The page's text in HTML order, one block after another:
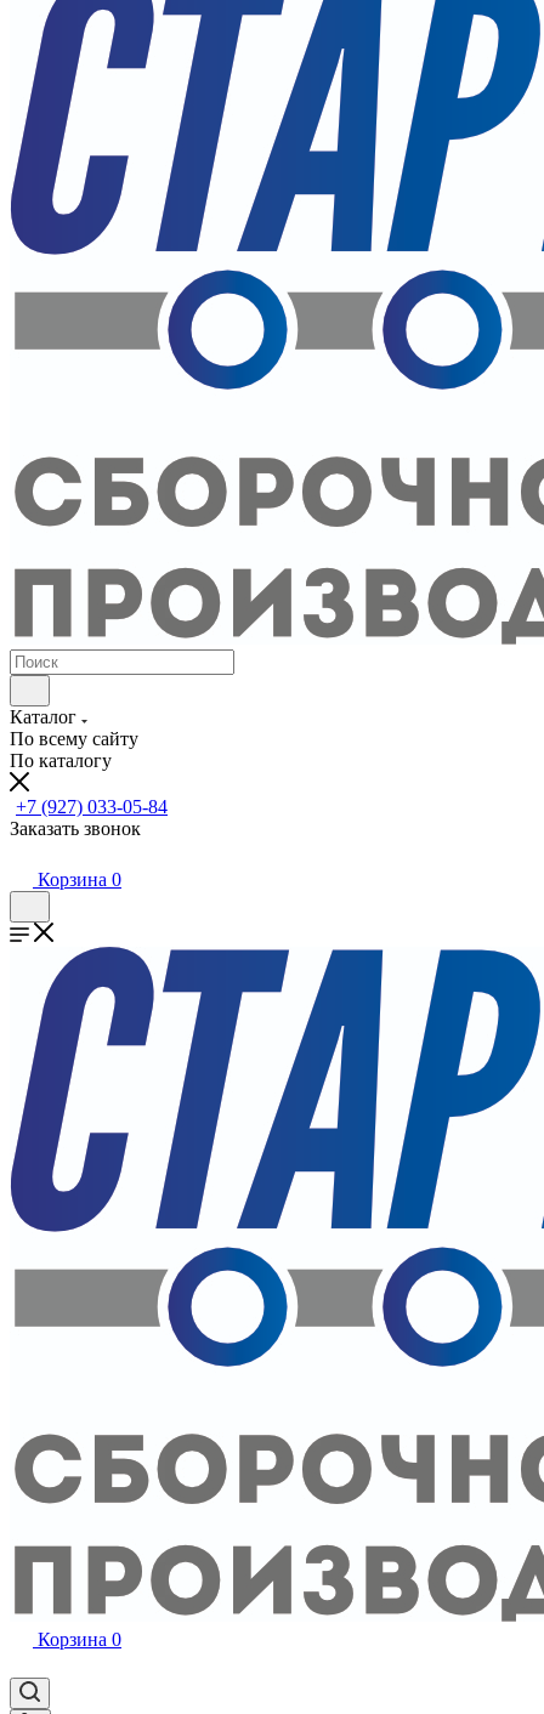
Каталог
По всему сайту
По каталогу
+7 (927) 033-05-84
Заказать звонок
Корзина 0
Корзина 0